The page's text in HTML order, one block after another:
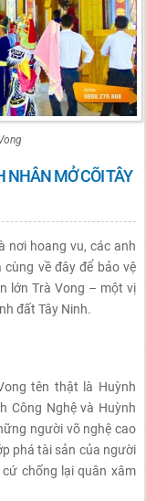
NHÂN MỞ CÕI TÂY
nơi hoang vu, các anh
về đây để bảo vệ
lớn Trà Vong – một vị
đất Tây Ninh.
tên thật là Huỳnh
Công Nghệ và Huỳnh
người võ nghệ cao
phá tài sản của người
chống lại quân xâm